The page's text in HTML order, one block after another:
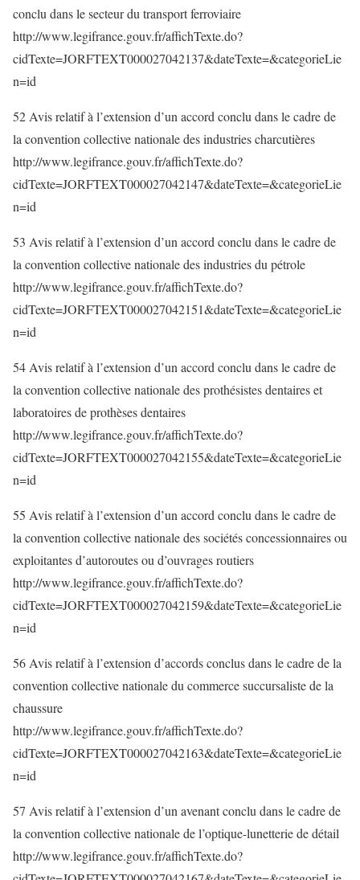
conclu dans le secteur du transport ferroviaire
http://www.legifrance.gouv.fr/affichTexte.do?
cidTexte=JORFTEXT000027042137&dateTexte=&categorieLie
n=id
52 Avis relatif à l’extension d’un accord conclu dans le cadre de
la convention collective nationale des industries charcutières
http://www.legifrance.gouv.fr/affichTexte.do?
cidTexte=JORFTEXT000027042147&dateTexte=&categorieLie
n=id
53 Avis relatif à l’extension d’un accord conclu dans le cadre de
la convention collective nationale des industries du pétrole
http://www.legifrance.gouv.fr/affichTexte.do?
cidTexte=JORFTEXT000027042151&dateTexte=&categorieLie
n=id
54 Avis relatif à l’extension d’un accord conclu dans le cadre de
la convention collective nationale des prothésistes dentaires et
laboratoires de prothèses dentaires
http://www.legifrance.gouv.fr/affichTexte.do?
cidTexte=JORFTEXT000027042155&dateTexte=&categorieLie
n=id
55 Avis relatif à l’extension d’un accord conclu dans le cadre de
la convention collective nationale des sociétés concessionnaires ou
exploitantes d’autoroutes ou d’ouvrages routiers
http://www.legifrance.gouv.fr/affichTexte.do?
cidTexte=JORFTEXT000027042159&dateTexte=&categorieLie
n=id
56 Avis relatif à l’extension d’accords conclus dans le cadre de la
convention collective nationale du commerce succursaliste de la
chaussure
http://www.legifrance.gouv.fr/affichTexte.do?
cidTexte=JORFTEXT000027042163&dateTexte=&categorieLie
n=id
57 Avis relatif à l’extension d’un avenant conclu dans le cadre de
la convention collective nationale de l’optique-lunetterie de détail
http://www.legifrance.gouv.fr/affichTexte.do?